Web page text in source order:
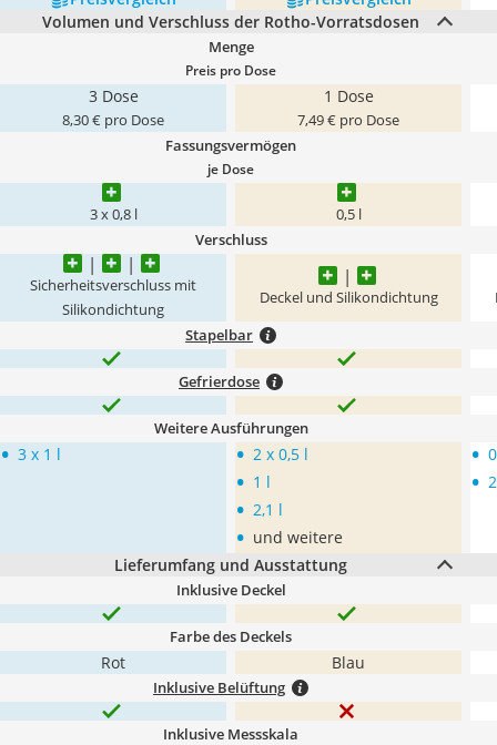
Volumen und Verschluss der Rotho-Vorratsdosen
Menge
Preis pro Dose
3 Dose
8,30 € pro Dose
1 Dose
7,49 € pro Dose
Fassungsvermögen
je Dose
3 x 0,8 l 0,5 l
Verschluss
Sicherheitsverschluss mit
Silikondichtung
Deckel und Silikondichtung
Stapelbar
Gefrierdose
Weitere Ausführungen
• 3 x 1 l • 2 x 0,5 l
• 1 l
• 2,1 l
• und weitere
•
•
Lieferumfang und Ausstattung
Inklusive Deckel
Farbe des Deckels
Rot Blau
Inklusive Belüftung
Inklusive Messskala